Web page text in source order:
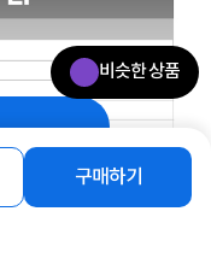
비슷한 상품
구매하기